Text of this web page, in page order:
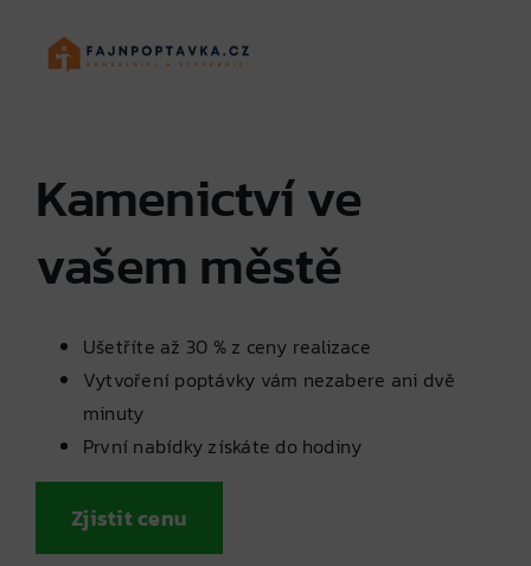
Kamenictví ve
vašem městě
Ušetříte až 30 % z ceny realizace
Vytvoření poptávky vám nezabere ani dvě
minuty
První nabídky získáte do hodiny
Zjistit cenu